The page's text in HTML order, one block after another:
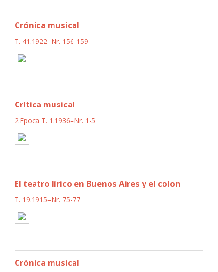
Crónica musical
T. 41.1922=Nr. 156-159
Crítica musical
2.Epoca T. 1.1936=Nr. 1-5
El teatro lírico en Buenos Aires y el colon
T. 19.1915=Nr. 75-77
Crónica musical